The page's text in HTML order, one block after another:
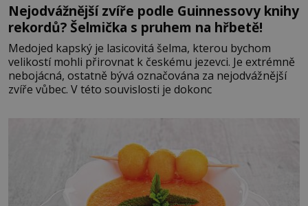
Nejodvážnější zvíře podle Guinnessovy knihy
rekordů? Šelmička s pruhem na hřbetě!
Medojed kapský je lasicovitá šelma, kterou bychom
velikostí mohli přirovnat k českému jezevci. Je extrémně
nebojácná, ostatně bývá označována za nejodvážnější
zvíře vůbec. V této souvislosti je dokonc